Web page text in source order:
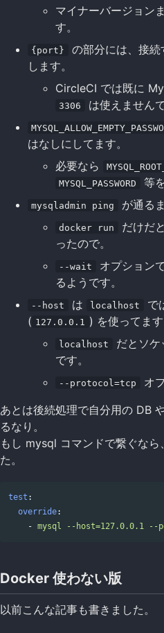
マイナーバージョン
す。
{port}
の部分には、接
します。
CircleCI では既に
3306 は使えません
はなしにしてます。
必要なら
MYSQL_PASSWORD 等
mysqladmin ping が通る
docker run
だけだ
ったので。
--wait
オプション
るようです。
--host は localhost
で
( 127.0.0.1 ) を使ってます
localhost
だとソケ
です。
--protocol=tcp
オ
あとは後続処理で自分用の DB
るなり。
もし mysql コマンドで繋ぐな
た。
Copy code
test :
override:
- mysql --host=127.0.0.1
Docker 使わない版
以前こんな記事も書きました。